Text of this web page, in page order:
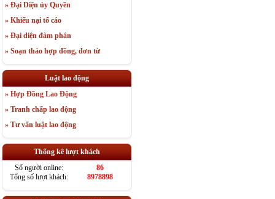
» Đại Diện ủy Quyền
» Khiếu nại tố cáo
» Đại diện đàm phán
» Soạn thảo hợp đồng, đơn từ
Luật lao động
» Hợp Đồng Lao Động
» Tranh chấp lao động
» Tư vấn luật lao động
Thống kê lượt khách
Số người online:
86
Tổng số lượt khách:
8978898